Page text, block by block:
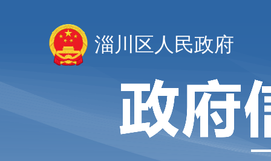
淄川区人民政府